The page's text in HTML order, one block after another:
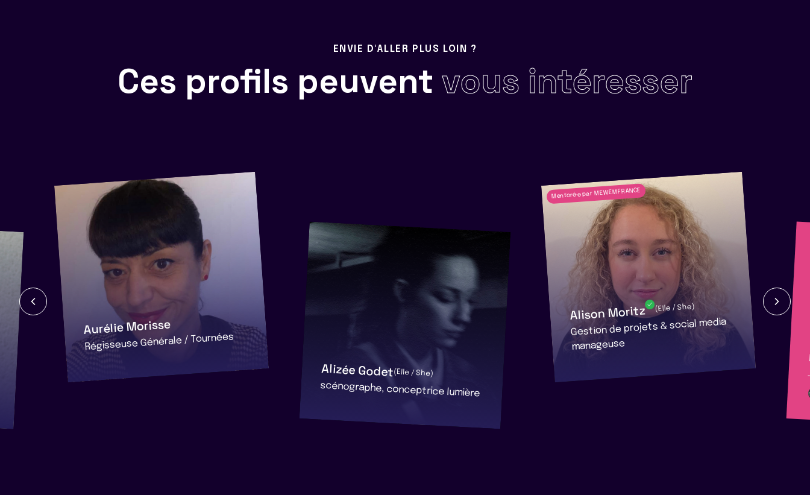
ENVIE D'ALLER PLUS LOIN ?
Ces profils peuvent vous intéresser
Aurélie Morisse
Régisseuse Générale / Tournées
Alizée Godet(Elle / She)
scénographe, conceptrice lumière
Mentoré·e par MEWEMFRANCE
Alison Moritz (Elle / She)
Gestion de projets & social media
manageuse